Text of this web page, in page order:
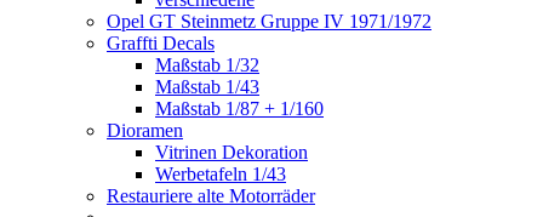
Opel GT Steinmetz Gruppe IV 1971/1972
Graffti Decals
Maßstab 1/32
Maßstab 1/43
Maßstab 1/87 + 1/160
Dioramen
Vitrinen Dekoration
Werbetafeln 1/43
Restauriere alte Motorräder